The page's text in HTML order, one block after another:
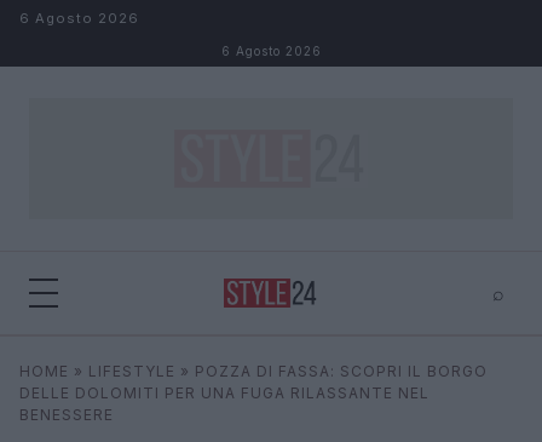
Salta al contenuto
6 Agosto 2026
6 Agosto 2026
⌕
Cerca ⌕
HOME » LIFESTYLE » POZZA DI FASSA: SCOPRI IL BORGO
DELLE DOLOMITI PER UNA FUGA RILASSANTE NEL
BENESSERE